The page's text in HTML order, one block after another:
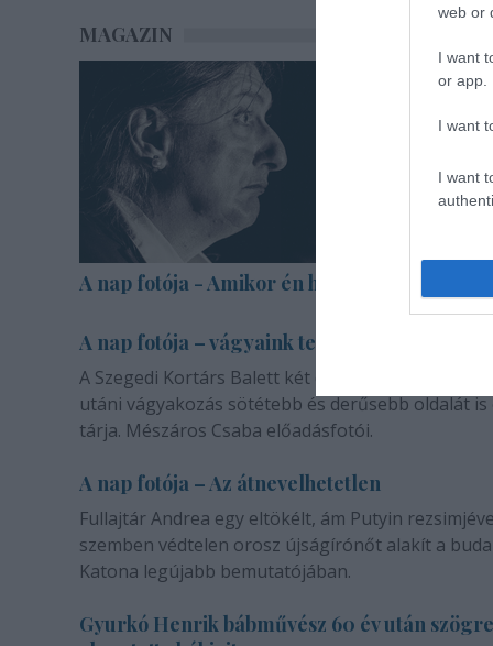
web or
I want
or app.
I want
I want
MAGAZIN
A nap fotója - Amikor én halott voltam
A nap fotója – vágyaink természetéről
A Szegedi Kortárs Balett két darabja a másik ember
utáni vágyakozás sötétebb és derűsebb oldalát is
tárja. Mészáros Csaba előadásfotói.
A nap fotója – Az átnevelhetetlen
Fullajtár Andrea egy eltökélt, ám Putyin
szemben védtelen orosz újságírónőt alakít a
Katona legújabb bemutatójában.
Gyurkó Henrik bábművész 60 év után szögre